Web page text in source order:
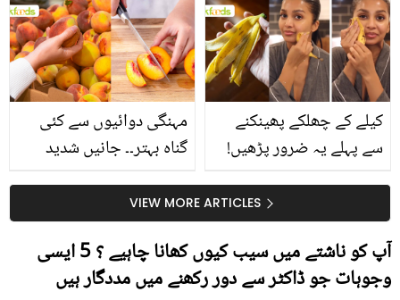
سے متعلق غلط فہمیوں کی
حقیقت کیا ہے اور افواہ
کیا؟
بتائے راز
مہنگی دوائیوں سے کئی
گناہ بہتر۔۔ جانیں شدید
کیوں کھانا چاہیے؟
کیلے کے چھلکے پھینکنے
سے پہلے یہ ضرور پڑھیں!
سستا اور قدرتی حلVIEW MORE ARTICLES
آپ کو ناشتے میں سیب کیوں کھانا چاہیے ؟ 5 ایسی
وجوہات جو ڈاکٹر سے دور رکھنے میں مددگار ہیں